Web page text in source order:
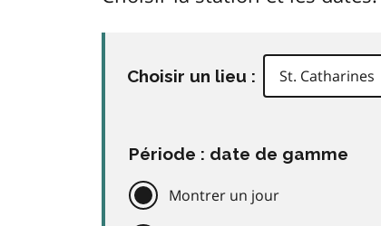
Choisir un lieu :
Période : date de gamme
Montrer un jour